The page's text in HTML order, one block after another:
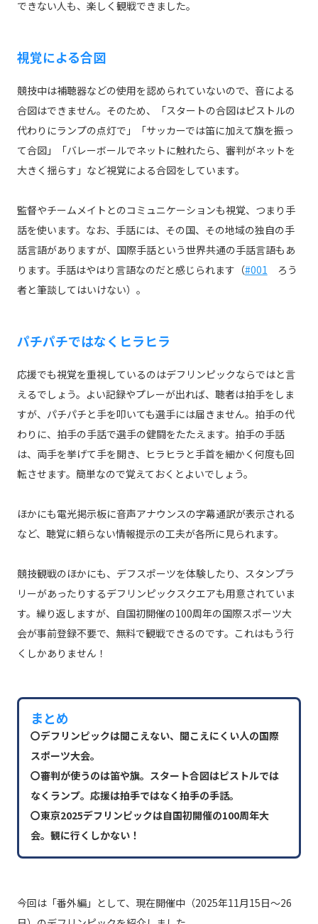
できない人も、楽しく観戦できました。
視覚による合図
競技中は補聴器などの使用を認められていないので、音による
合図はできません。そのため、「スタートの合図はピストルの
代わりにランプの点灯で」「サッカーでは笛に加えて旗を振っ
て合図」「バレーボールでネットに触れたら、審判がネットを
大きく揺らす」など視覚による合図をしています。
監督やチームメイトとのコミュニケーションも視覚、つまり手
話を使います。なお、手話には、その国、その地域の独自の手
話言語がありますが、国際手話という世界共通の手話言語もあ
ります。手話はやはり言語なのだと感じられます（#001 ろう
者と筆談してはいけない）。
パチパチではなくヒラヒラ
応援でも視覚を重視しているのはデフリンピックならではと言
えるでしょう。よい記録やプレーが出れば、聴者は拍手をしま
すが、パチパチと手を叩いても選手には届きません。拍手の代
わりに、拍手の手話で選手の健闘をたたえます。拍手の手話
は、両手を挙げて手を開き、ヒラヒラと手首を細かく何度も回
転させます。簡単なので覚えておくとよいでしょう。
ほかにも電光掲示板に音声アナウンスの字幕通訳が表示される
など、聴覚に頼らない情報提示の工夫が各所に見られます。
競技観戦のほかにも、デフスポーツを体験したり、スタンプラ
リーがあったりするデフリンピックスクエアも用意されていま
す。繰り返しますが、自国初開催の100周年の国際スポーツ大
会が事前登録不要で、無料で観戦できるのです。これはもう行
くしかありません！
まとめ
〇デフリンピックは聞こえない、聞こえにくい人の国際
スポーツ大会。
〇審判が使うのは笛や旗。スタート合図はピストルでは
なくランプ。応援は拍手ではなく拍手の手話。
〇東京2025デフリンピックは自国初開催の100周年大
会。観に行くしかない！
今回は「番外編」として、現在開催中（2025年11月15日～26